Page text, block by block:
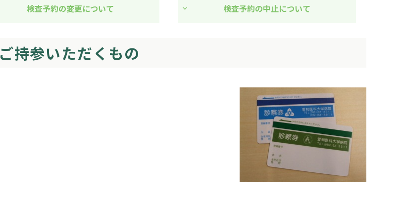
検査予約の変更について 検査予約の中止について
ご持参いただくもの